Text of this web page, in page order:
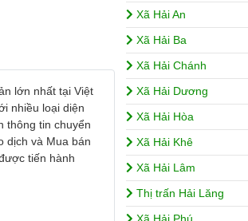
lớn nhất tại Việt
nhiều loại diện
thông tin chuyển
dịch và Mua bán
tiến hành
Xã Hải An
Xã Hải Ba
Xã Hải Chánh
Xã Hải Dương
Xã Hải Hòa
Xã Hải Khê
Xã Hải Lâm
Thị trấn Hải Lăng
Xã Hải Phú